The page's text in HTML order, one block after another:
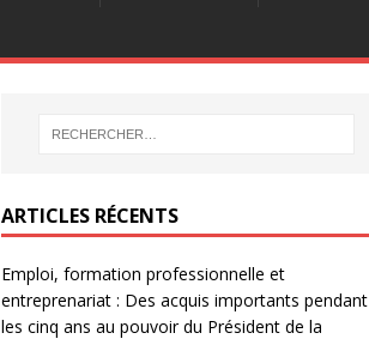
ARTICLES RÉCENTS
Emploi, formation professionnelle et
entreprenariat : Des acquis importants pendant
les cinq ans au pouvoir du Président de la